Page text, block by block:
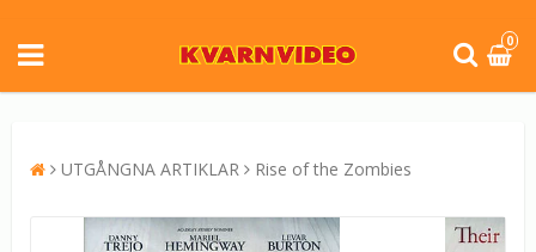
0
UTGÅNGNA ARTIKLAR Rise of the Zombies